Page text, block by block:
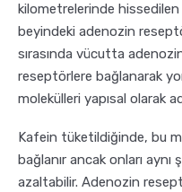
kilometrelerinde
beyindeki adenozin
sırasında vücutta
reseptörlere bağlanarak
molekülleri yapısal olarak
Kafein tüketildiğinde, bu
bağlanır ancak onları
azaltabilir. Adenozin